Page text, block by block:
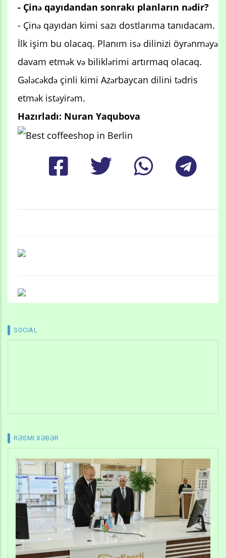
- Çinə qayıdandan sonrakı planların nədir?
- Çinə qayıdan kimi sazı dostlarıma tanıdacam.
İlk işim bu olacaq. Planım isə dilinizi öyrənməyə
davam etmək və biliklərimi artırmaq olacaq.
Gələcəkdə çinli kimi Azərbaycan dilini tədris
etmək istəyirəm.
Hazırladı: Nuran Yaqubova
SOCIAL
RƏSMI XƏBƏR